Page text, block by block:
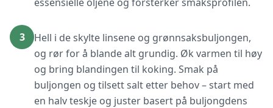
3
Hell i de skylte linsene og grønnsaksbuljongen,
og rør for å blande alt grundig. Øk varmen til høy
og bring blandingen til koking. Smak på
buljongen og tilsett salt etter behov – start med
en halv teskje og juster basert på buljongdens